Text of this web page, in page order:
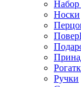
Набор
Носки
Ручки